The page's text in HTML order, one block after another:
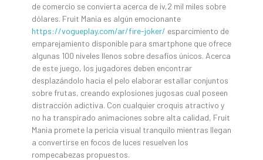
de comercio se convierta acerca de iv,2 mil miles sobre
dólares. Fruit Mania es algún emocionante
https://vogueplay.com/ar/fire-joker/ esparcimiento de
emparejamiento disponible para smartphone que ofrece
algunas 100 niveles llenos sobre desafíos únicos. Acerca
de este juego, los jugadores deben encontrar
desplazándolo hacia el pelo elaborar estallar conjuntos
sobre frutas, creando explosiones jugosas cual poseen
distracción adictiva. Con cualquier croquis atractivo y
no ha transpirado animaciones sobre alta calidad, Fruit
Mania promete la pericia visual tranquilo mientras llegan
a convertirse en focos de luces resuelven los
rompecabezas propuestos.